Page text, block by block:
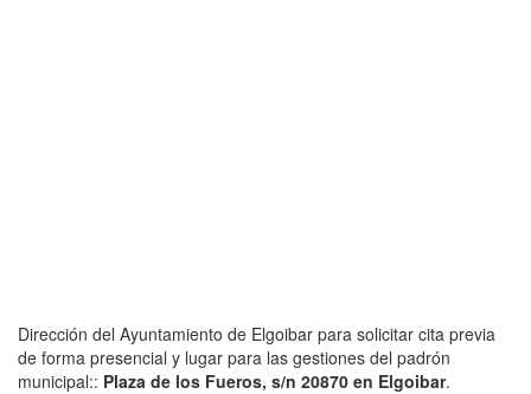
Dirección del Ayuntamiento de Elgoibar para solicitar cita previa
de forma presencial y lugar para las gestiones del padrón
municipal:: Plaza de los Fueros, s/n 20870 en Elgoibar.